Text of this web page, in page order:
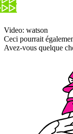
Video: watson
Ceci pourrait
Avez-vous quelque